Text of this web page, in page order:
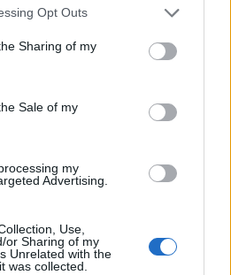
Opt Outs
Sharing of my
Sale of my
my
Advertising.
Use,
or Sharing of my
Unrelated with the
was collected.
no sentirse intimidado
que puedas lograrlo, te traemos
realistas y no tan pesimistas.
por el miedo, tendemos a
de forma negativa y muy
a un lado. Evita caer en el
en el peor escenario posible y
Crear mundos lleno de
solo va a provocar que
continuamente preocupado, lo
Cuando esto pase